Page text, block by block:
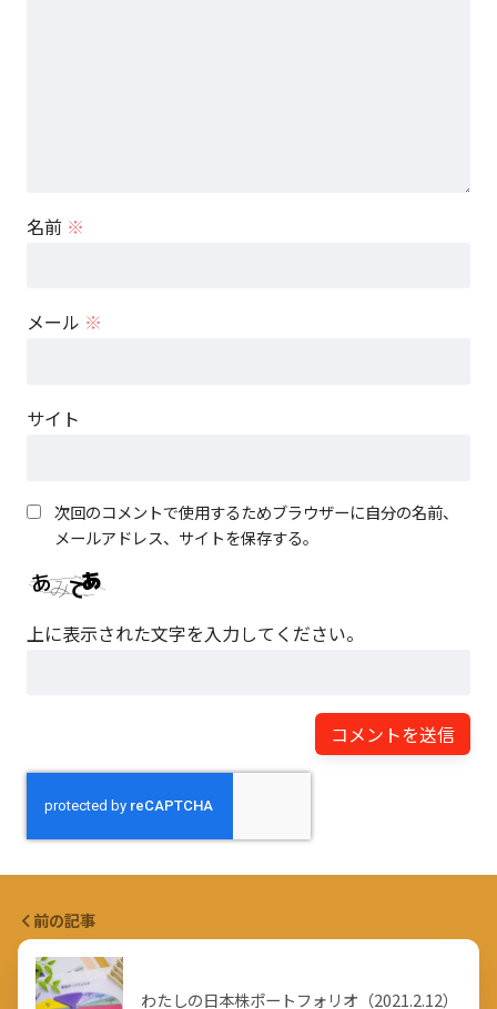
名前 ※
メール ※
サイト
次回のコメントで使用するためブラウザーに自分の名前、
メールアドレス、サイトを保存する。
上に表示された文字を入力してください。
前の記事
わたしの日本株ポートフォリオ（2021.2.12）